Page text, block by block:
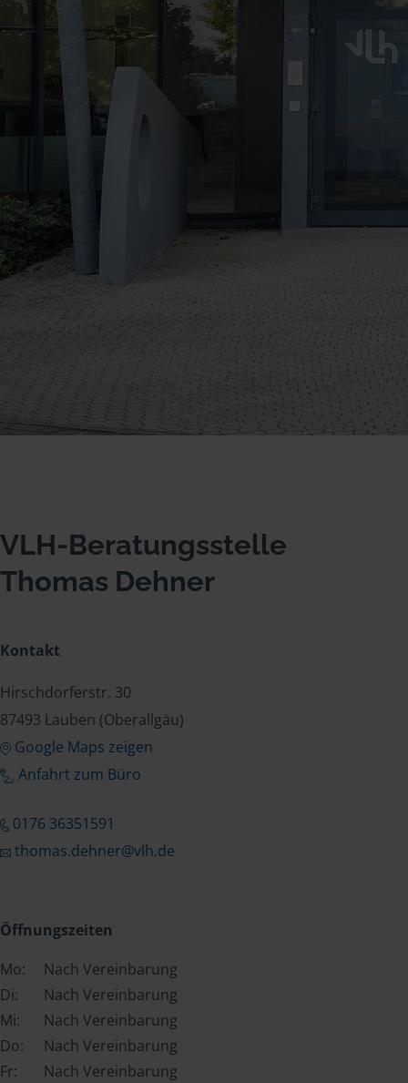
VLH-Beratungsstelle
Thomas Dehner
Kontakt
Hirschdorferstr. 30
87493 Lauben (Oberallgäu)
Google Maps zeigen
Anfahrt zum Büro
0176 36351591
thomas.dehner@vlh.de
Öffnungszeiten
Mo:
Nach Vereinbarung
Di:
Nach Vereinbarung
Mi:
Nach Vereinbarung
Do:
Nach Vereinbarung
Fr:
Nach Vereinbarung